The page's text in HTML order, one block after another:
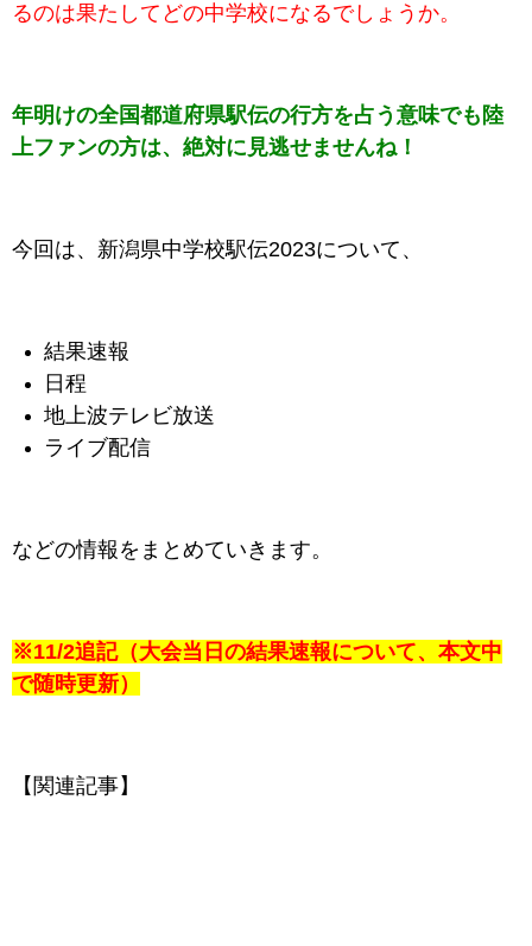
るのは果たしてどの中学校になるでしょうか。
年明けの全国都道府県駅伝の行方を占う意味でも陸
上ファンの方は、絶対に見逃せませんね！
今回は、新潟県中学校駅伝2023について、
結果速報
日程
地上波テレビ放送
ライブ配信
などの情報をまとめていきます。
※11/2追記（大会当日の結果速報について、本文中
で随時更新）
【関連記事】